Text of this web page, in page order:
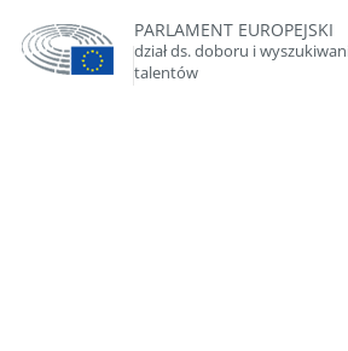
PARLAMENT EUROPEJSKI
dział ds. doboru i
talentów